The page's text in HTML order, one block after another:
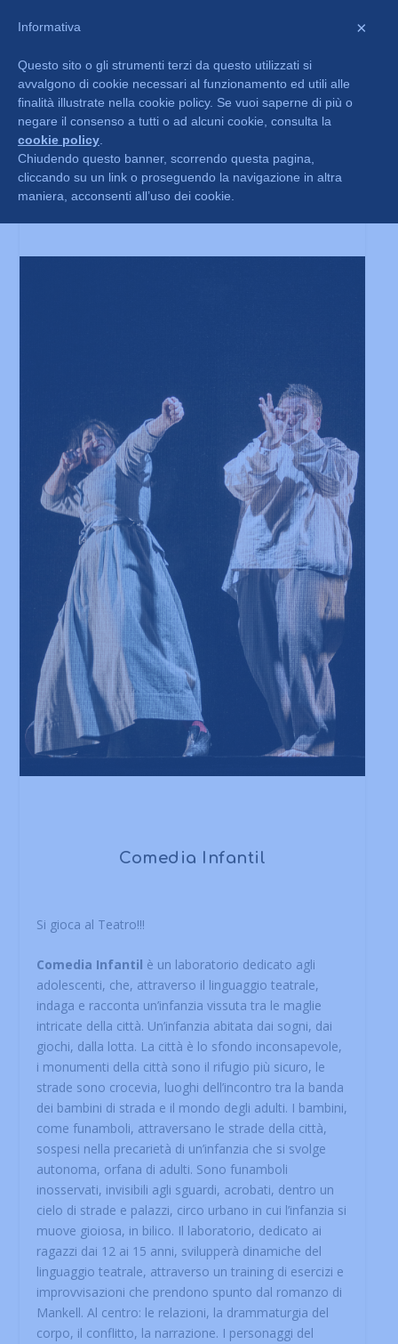
Comedia Infantil
Comedia Infantil
Si gioca al Teatro!!!
Comedia Infantil è un laboratorio dedicato agli
adolescenti, che, attraverso il linguaggio teatrale,
indaga e racconta un’infanzia vissuta tra le maglie
intricate della città. Un’infanzia abitata dai sogni, dai
giochi, dalla lotta. La città è lo sfondo inconsapevole,
i monumenti della città sono il rifugio più sicuro, le
strade sono crocevia, luoghi dell’incontro tra la banda
dei bambini di strada e il mondo degli adulti. I bambini,
come funamboli, attraversano le strade della città,
sospesi nella precarietà di un’infanzia che si svolge
autonoma, orfana di adulti. Sono funamboli
inosservati, invisibili agli sguardi, acrobati, dentro un
cielo di strade e palazzi, circo urbano in cui l’infanzia si
muove gioiosa, in bilico. Il laboratorio, dedicato ai
ragazzi dai 12 ai 15 anni, svilupperà dinamiche del
linguaggio teatrale, attraverso un training di esercizi e
improvvisazioni che prendono spunto dal romanzo di
Mankell. Al centro: le relazioni, la drammaturgia del
corpo, il conflitto, la narrazione. I personaggi del
×
Informativa
Questo sito o gli strumenti terzi da questo utilizzati si
avvalgono di cookie necessari al funzionamento ed utili alle
finalità illustrate nella cookie policy. Se vuoi saperne di più o
negare il consenso a tutti o ad alcuni cookie, consulta la
cookie policy.
Chiudendo questo banner, scorrendo questa pagina,
cliccando su un link o proseguendo la navigazione in altra
maniera, acconsenti all’uso dei cookie.